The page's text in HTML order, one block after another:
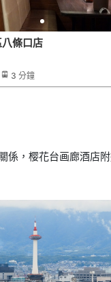
條口店
3 分鐘
係，樱花台画廊酒店